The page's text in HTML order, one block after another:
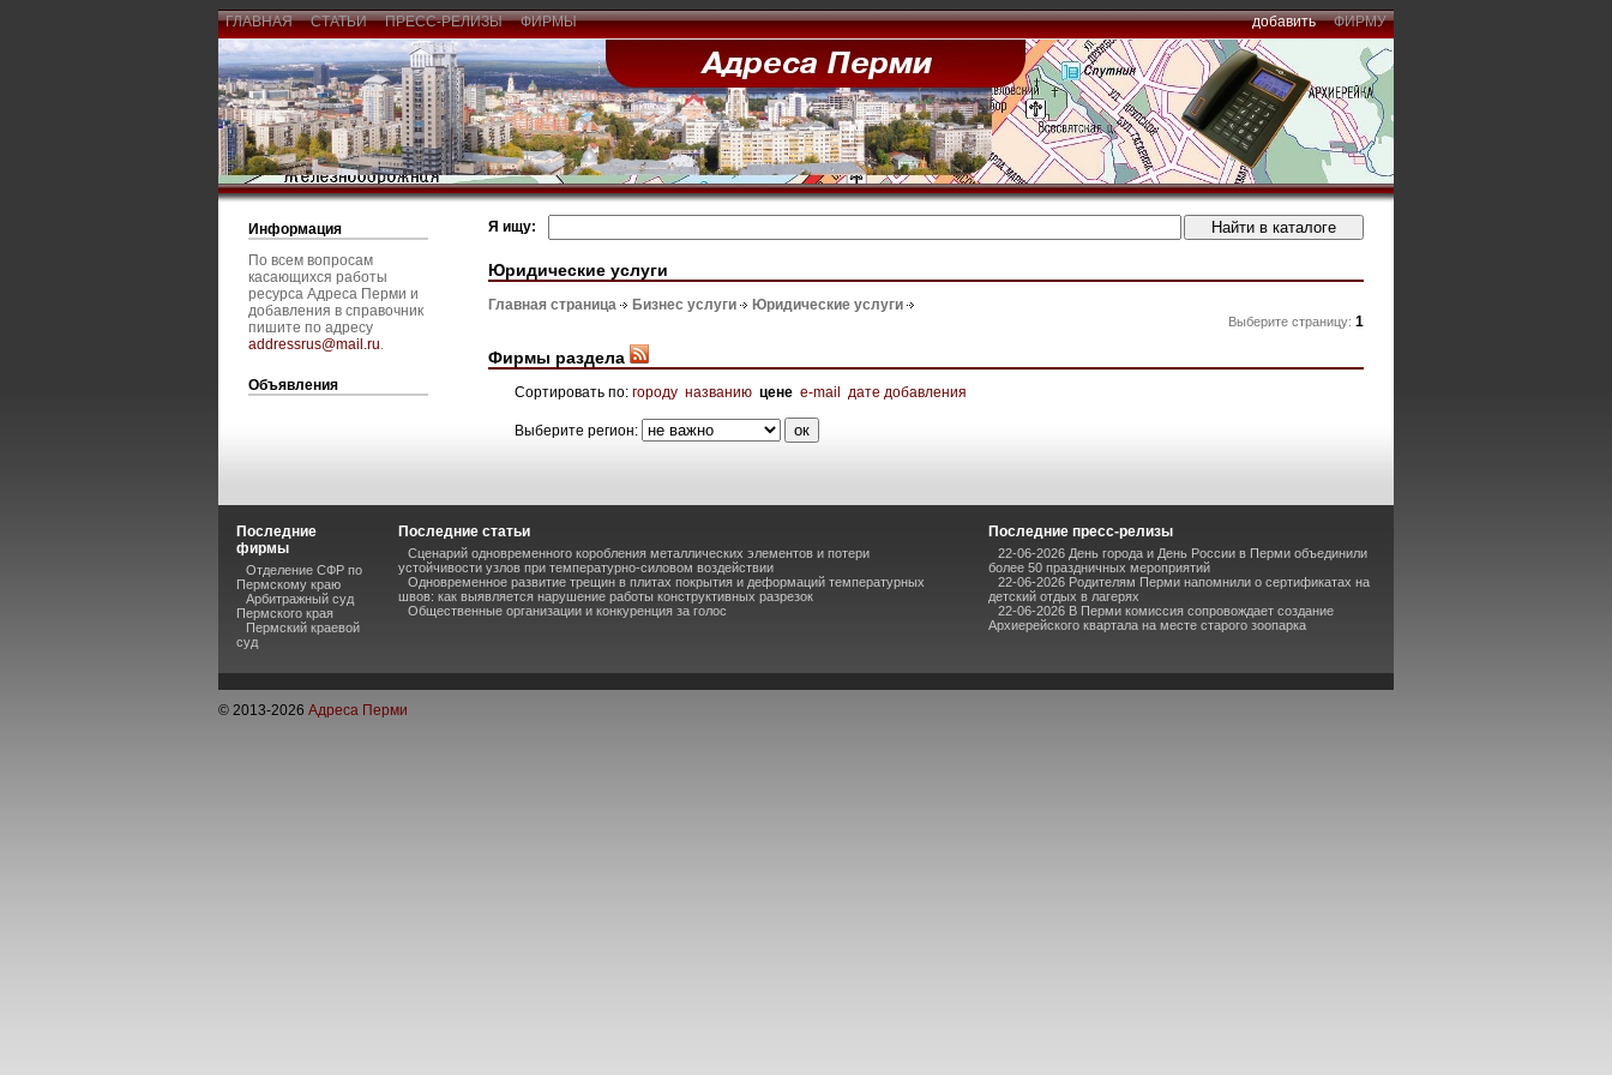
ГЛАВНАЯ СТАТЬИ ПРЕСС-РЕЛИЗЫ ФИРМЫ добавить ФИРМУ
Информация
По всем вопросам
касающихся работы
ресурса Адреса Перми и
добавления в справочник
пишите по адресу
addressrus@mail.ru.
Объявления
Я ищу:
Юридические услуги
Главная страница Бизнес услуги Юридические услуги
Выберите страницу: 1
Фирмы раздела
Сортировать по: городу названию цене e-mail дате добавления
Выберите регион:
Последние
фирмы
Отделение СФР по
Пермскому краю
Арбитражный суд
Пермского края
Пермский краевой
суд
Последние статьи
Сценарий одновременного коробления металлических элементов и потери
устойчивости узлов при температурно-силовом воздействии
Одновременное развитие трещин в плитах покрытия и деформаций температурных
швов: как выявляется нарушение работы конструктивных разрезок
Общественные организации и конкуренция за голос
Последние пресс-релизы
22-06-2026 День города и День России в Перми объединили
более 50 праздничных мероприятий
22-06-2026 Родителям Перми напомнили о сертификатах на
детский отдых в лагерях
22-06-2026 В Перми комиссия сопровождает создание
Архиерейского квартала на месте старого зоопарка
© 2013-2026 Адреса Перми